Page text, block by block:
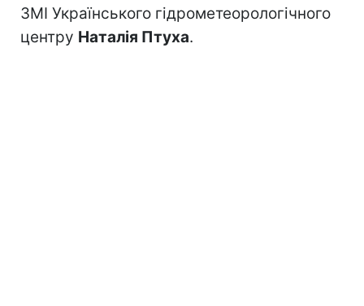
ЗМІ Українського гідрометеорологічного
центру Наталія Птуха.